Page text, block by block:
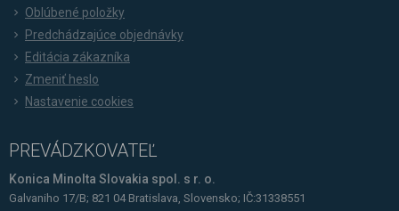
Oblúbené položky
Predchádzajúce objednávky
Editácia zákazníka
Zmeniť heslo
Nastavenie cookies
PREVÁDZKOVATEĽ
Konica Minolta Slovakia spol. s r. o.
Galvaniho 17/B; 821 04 Bratislava, Slovensko; IČ:31338551